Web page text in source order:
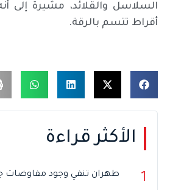
السلاسل والقلائد، مشيرة إلى
أقراط تتسم بالرقة.
الأكثر قراءة
1 طهران تنفي وجود مفاوضات